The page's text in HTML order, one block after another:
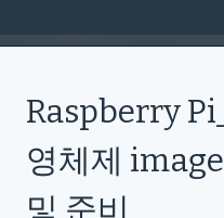
Raspberry
영체제
및 준비